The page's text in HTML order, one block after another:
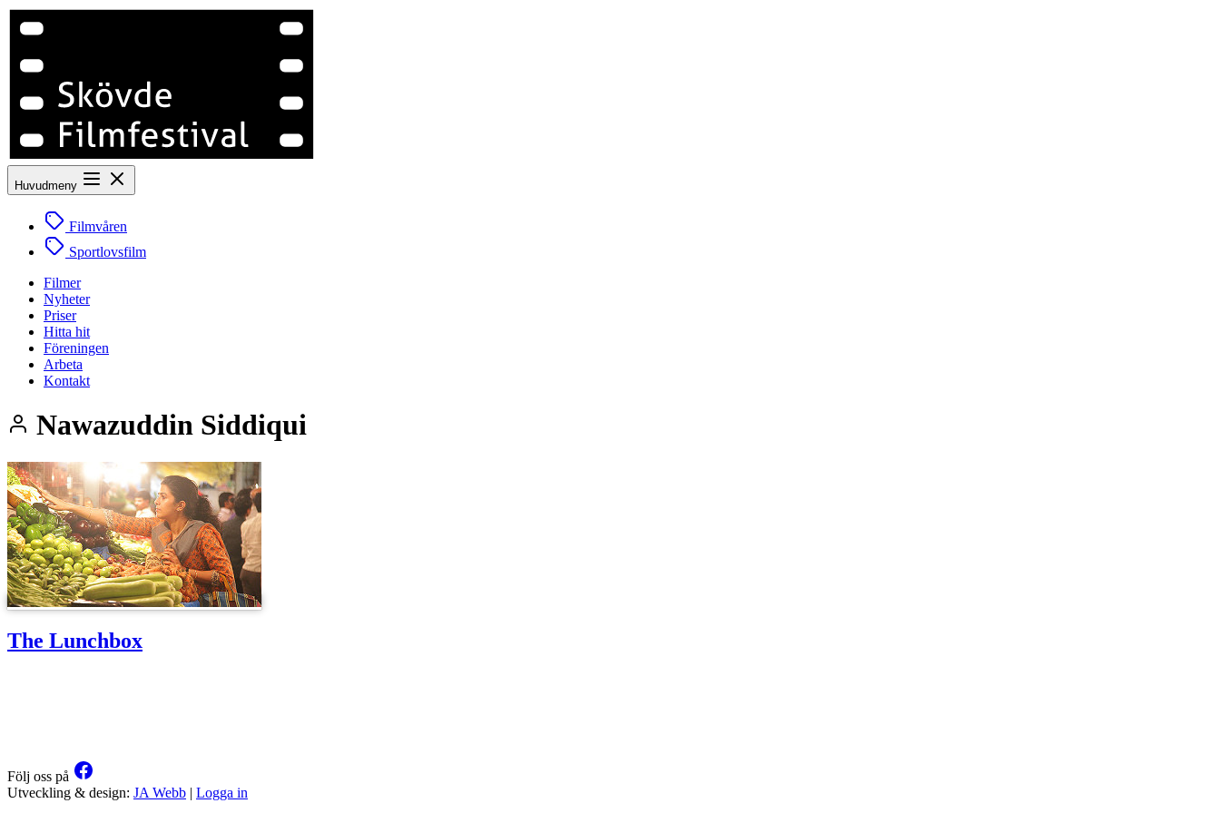
Huvudmeny
Filmvåren
Sportlovsfilm
Filmer
Nyheter
Priser
Hitta hit
Föreningen
Arbeta
Kontakt
Nawazuddin Siddiqui
The Lunchbox
Följ oss på
Utveckling & design: JA Webb | Logga in